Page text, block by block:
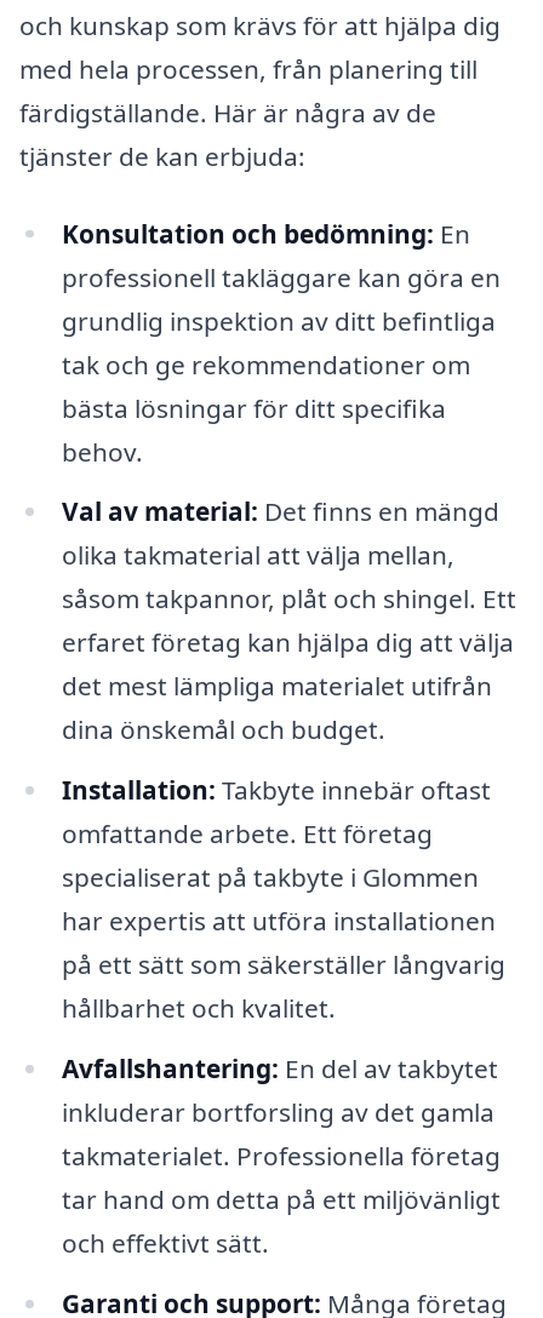
och kunskap som krävs för att hjälpa dig
med hela processen, från planering till
färdigställande. Här är några av de
tjänster de kan erbjuda:
Konsultation och bedömning: En
professionell takläggare kan göra en
grundlig inspektion av ditt befintliga
tak och ge rekommendationer om
bästa lösningar för ditt specifika
behov.
Val av material: Det finns en mängd
olika takmaterial att välja mellan,
såsom takpannor, plåt och shingel. Ett
erfaret företag kan hjälpa dig att välja
det mest lämpliga materialet utifrån
dina önskemål och budget.
Installation: Takbyte innebär oftast
omfattande arbete. Ett företag
specialiserat på takbyte i Glommen
har expertis att utföra installationen
på ett sätt som säkerställer långvarig
hållbarhet och kvalitet.
Avfallshantering: En del av takbytet
inkluderar bortforsling av det gamla
takmaterialet. Professionella företag
tar hand om detta på ett miljövänligt
och effektivt sätt.
Garanti och support: Många företag